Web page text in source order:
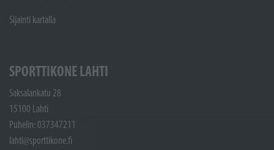
Sijainti kartalla
SPORTTIKONE LAHTI
Saksalankatu 28
15100 Lahti
Puhelin: 037347211
lahti@sporttikone.fi